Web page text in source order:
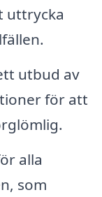
uttrycka
utbud av
för att
alla
som